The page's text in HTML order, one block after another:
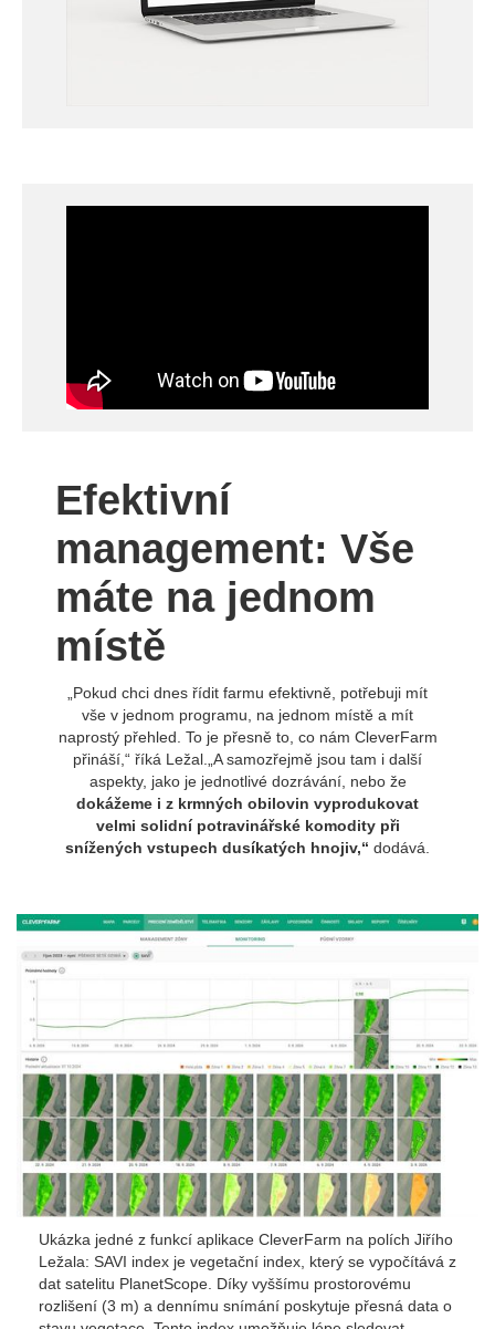
Efektivní
management: Vše
máte na jednom
místě
„Pokud chci dnes řídit farmu efektivně, potřebuji mít
vše v jednom programu, na jednom místě a mít
naprostý přehled. To je přesně to, co nám CleverFarm
přináší,“ říká Ležal.„A samozřejmě jsou tam i další
aspekty, jako je jednotlivé dozrávání, nebo že
dokážeme i z krmných obilovin vyprodukovat
velmi solidní potravinářské komodity při
snížených vstupech dusíkatých hnojiv,“ dodává.
Ukázka jedné z funkcí aplikace CleverFarm na polích Jiřího
Ležala: SAVI index je vegetační index, který se vypočítává z
dat satelitu PlanetScope. Díky vyššímu prostorovému
rozlišení (3 m) a dennímu snímání poskytuje přesná data o